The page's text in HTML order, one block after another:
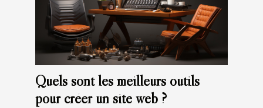
Quels sont les meilleurs outils
pour créer un site web ?